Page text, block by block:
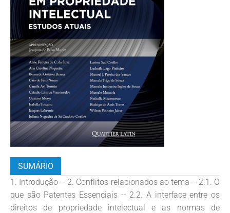
SUMÁRIO
1. Introdução -- 2. Conflitos relacionados ao tema -- 2.1. O
que são Patentes Essenciais -- 2.2. A interface entre os
direitos de propriedade intelectual e as normas de